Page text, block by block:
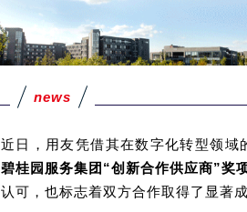
news
近日，用友凭借其在数字化转型领
碧桂园服务集团“创新合作供应商”奖
认可，也标志着双方合作取得了显著成